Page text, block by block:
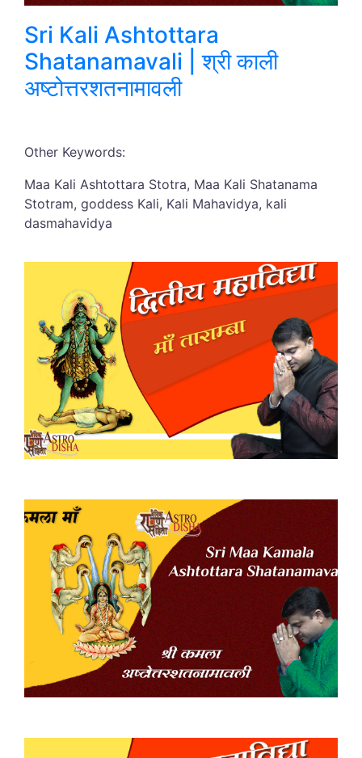
Sri Kali Ashtottara
Shatanamavali | श्री काली
अष्टोत्तरशतनामावली
Other Keywords:
Maa Kali Ashtottara Stotra, Maa Kali Shatanama
Stotram, goddess Kali, Kali Mahavidya, kali
dasmahavidya